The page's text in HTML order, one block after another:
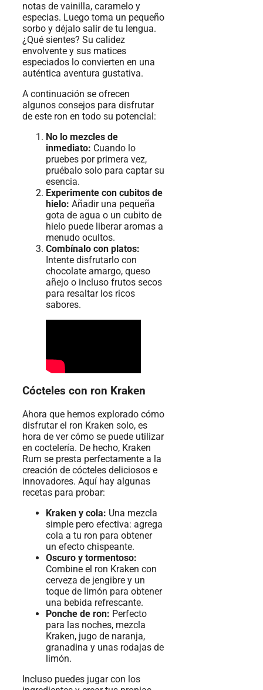
notas de vainilla, caramelo y
especias. Luego toma un pequeño
sorbo y déjalo salir de tu lengua.
¿Qué sientes? Su calidez
envolvente y sus matices
especiados lo convierten en una
auténtica aventura gustativa.
A continuación se ofrecen
algunos consejos para disfrutar
de este ron en todo su potencial:
No lo mezcles de
inmediato: Cuando lo
pruebes por primera vez,
pruébalo solo para captar su
esencia.
Experimente con cubitos de
hielo: Añadir una pequeña
gota de agua o un cubito de
hielo puede liberar aromas a
menudo ocultos.
Combínalo con platos:
Intente disfrutarlo con
chocolate amargo, queso
añejo o incluso frutos secos
para resaltar los ricos
sabores.
Cócteles con ron Kraken
Ahora que hemos explorado cómo
disfrutar el ron Kraken solo, es
hora de ver cómo se puede utilizar
en coctelería. De hecho, Kraken
Rum se presta perfectamente a la
creación de cócteles deliciosos e
innovadores. Aquí hay algunas
recetas para probar:
Kraken y cola: Una mezcla
simple pero efectiva: agrega
cola a tu ron para obtener
un efecto chispeante.
Oscuro y tormentoso:
Combine el ron Kraken con
cerveza de jengibre y un
toque de limón para obtener
una bebida refrescante.
Ponche de ron: Perfecto
para las noches, mezcla
Kraken, jugo de naranja,
granadina y unas rodajas de
limón.
Incluso puedes jugar con los